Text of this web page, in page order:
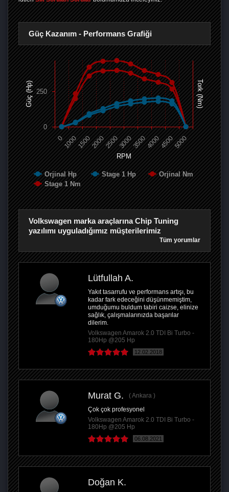
Güç Kazanım - Performans Grafiği
RPM
Güç (Hp) Tork (Nm)
Orjinal Hp Stage 1 Hp
Orjinal Nm
Stage 1 Nm
0 100015002000250030003500400045005000
0
250
Volkswagen marka araçlarına Chip Tuning
yazılımı uyguladığımız müşterilerimiz
Tüm yorumlar
Lütfullah A.
Yakıt tasarrufu ve performans artışı, bu
kadar fark edeceğini düşünmemiştim,
umduğumu buldum tabiri caizse, elinize
sağlık, çalışmalarınızda başarılar
dilerim.
Volkswagen Amarok 2.0 TDI Bi Turbo -
180Hp @205 Hp
12.02.2018
Murat G.
Ankara
Çok çok profesyonel
Volkswagen Amarok 2.0 TDI Bi Turbo -
180Hp @205 Hp
06.08.2021
Doğan K.